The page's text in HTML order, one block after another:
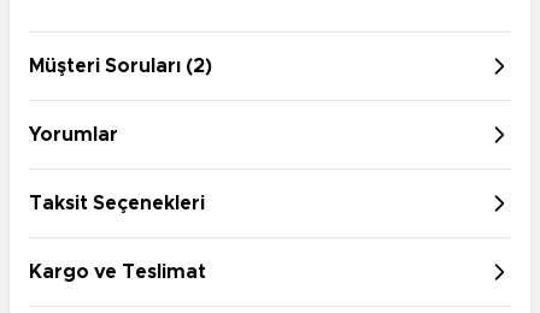
Müşteri Soruları (2)
Yorumlar
Taksit Seçenekleri
Kargo ve Teslimat